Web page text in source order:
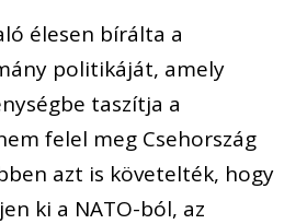
élesen bírálta a
politikáját, amely
taszítja a
felel meg Csehország
azt is követelték, hogy
ki a NATO-ból, az